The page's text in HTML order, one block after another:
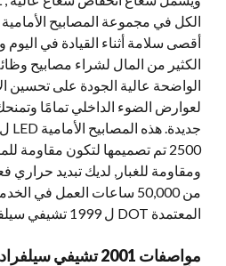
أقصى سلامة أثناء القيادة في اليوم
الكثير من المال لشراء مصابيح
الواضحة عالية الجودة على تحسين
لعوارض الضوء الداخلي تمامًا
2500 تم تصميمها لتكون مقاومة
ومقاومة للغبار, لديك تبديد حراري
المعتمدة DOT ل 1999 تشيفي سيلفرادو 1500.